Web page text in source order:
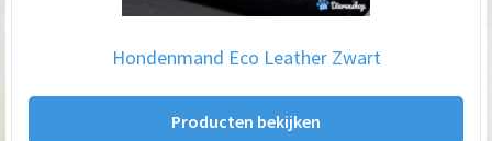
Hondenmand Eco Leather Zwart
Producten bekijken